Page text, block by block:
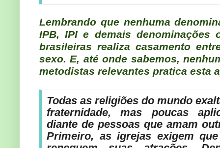
Lembrando que nenhuma
IPB, IPI e demais denominações
brasileiras realiza casamento
sexo. E, até onde sabemos,
metodistas relevantes pratica esta
Todas as religiões do mundo
fraternidade, mas poucas
diante de pessoas que amam
Primeiro, as igrejas exigem